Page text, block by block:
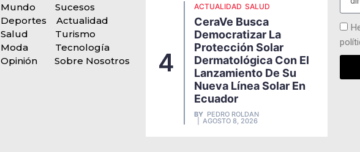
Mundo
Sucesos
Deportes
Actualidad
Salud
Turismo
Moda
Tecnología
Opinión
Sobre Nosotros
ACTUALIDAD
MODA Y
EVENTOS
OPINIÓN
El 10 De Agosto, Una Historia
4
ACTUALIDAD SALUD
CeraVe Busca
Democratizar La
Protección Solar
Dermatológica Con El
Lanzamiento De Su
Nueva Línea Solar En
Ecuador
BY PEDRO ROLDAN
AGOSTO 8, 2026